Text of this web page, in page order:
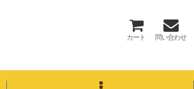
カート 問い合わせ